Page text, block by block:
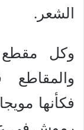
الشعر.
وكل مقطع
والمقاطع
فكأنها